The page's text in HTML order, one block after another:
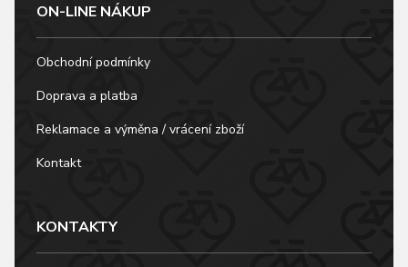
ON-LINE NÁKUP
Obchodní podmínky
Doprava a platba
Reklamace a výměna / vrácení zboží
Kontakt
KONTAKTY